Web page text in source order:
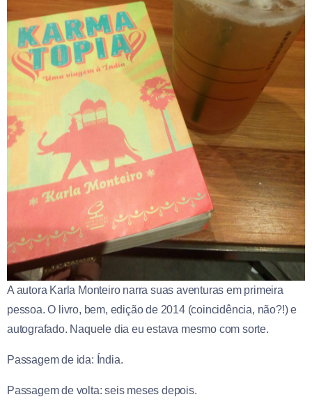
A autora Karla Monteiro narra suas aventuras em primeira
pessoa. O livro, bem, edição de 2014 (coincidência, não?!) e
autografado. Naquele dia eu estava mesmo com sorte.
Passagem de ida: Índia.
Passagem de volta: seis meses depois.